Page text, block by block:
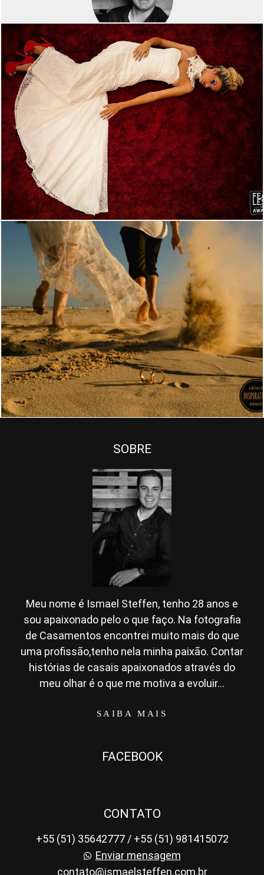
1970 0
1987 3
SOBRE
Meu nome é Ismael Steffen, tenho 28 anos e
sou apaixonado pelo o que faço. Na fotografia
de Casamentos encontrei muito mais do que
uma profissão,tenho nela minha paixão. Contar
histórias de casais apaixonados através do
meu olhar é o que me motiva a evoluir...
SAIBA MAIS
FACEBOOK
CONTATO
+55 (51) 35642777 / +55 (51) 981415072
Enviar mensagem
contato@ismaelsteffen.com.br